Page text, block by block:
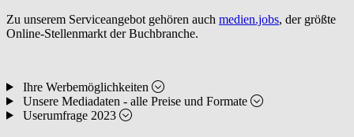
Zu unserem Serviceangebot gehören auch medien.jobs, der größte
Online-Stellenmarkt der Buchbranche.
Ihre Werbemöglichkeiten
Unsere Mediadaten - alle Preise und Formate
Userumfrage 2023